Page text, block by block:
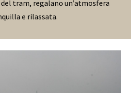
tram, regalano un’atmosfera
e rilassata.